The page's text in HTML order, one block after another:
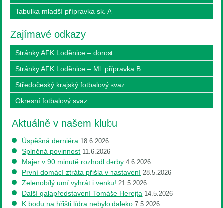
Tabulka mladší přípravka sk. A
Zajímavé odkazy
Stránky AFK Loděnice – dorost
Stránky AFK Loděnice – Ml. přípravka B
Středočeský krajský fotbalový svaz
Okresní fotbalový svaz
Aktuálně v našem klubu
Úspěšná derniéra 18.6.2026
Splněná povinnost 11.6.2026
Majer v 90 minutě rozhodl derby 4.6.2026
První domácí ztráta přišla v nastavení 28.5.2026
Zelenobílý umí vyhrát i venku! 21.5.2026
Další galapředstavení Tomáše Herejta 14.5.2026
K bodu na hřišti lídra nebylo daleko 7.5.2026